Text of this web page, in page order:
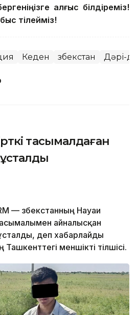
алғыс білдіреміз!
тілейміз!
Кеден Өзбекстан Дәрі-
тасымалдаған
— Өзбекстанның Науаи
айналысқан
деп хабарлайды
Ташкенттегі меншікті тілшісі.